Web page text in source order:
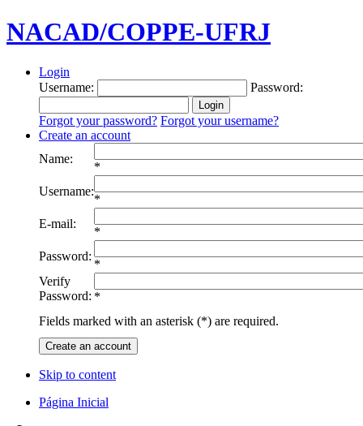
NACAD/COPPE-UFRJ
Login
Username:
Password:
Forgot your password? Forgot your username?
Create an account
Name:
*
Username:
*
E-mail:
*
Password:
*
Verify
Password: *
Fields marked with an asterisk (*) are required.
Create an account
Skip to content
Página Inicial